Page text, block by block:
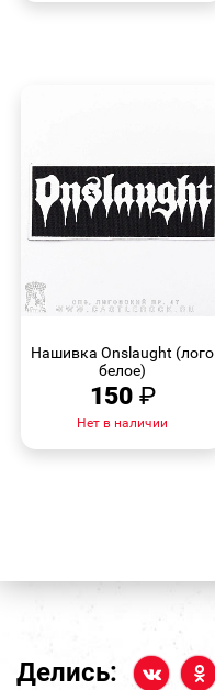
Нашивка Onslaught (лого
белое)
150 ₽
Нет в наличии
Делись: